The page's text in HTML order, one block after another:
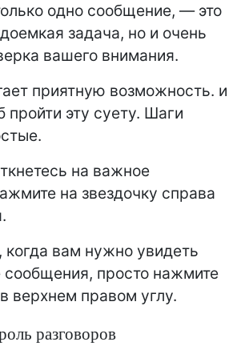
одно сообщение, — это
задача, но и очень
вашего внимания.
приятную возможность. и
пройти эту суету. Шаги
на важное
на звездочку справа
когда вам нужно увидеть
просто нажмите
верхнем правом углу.
разговоров